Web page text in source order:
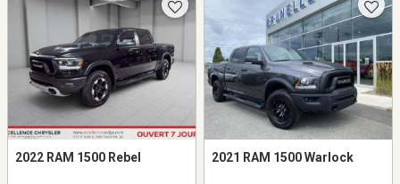
2022 RAM 1500 Rebel 2021 RAM 1500 Warlock